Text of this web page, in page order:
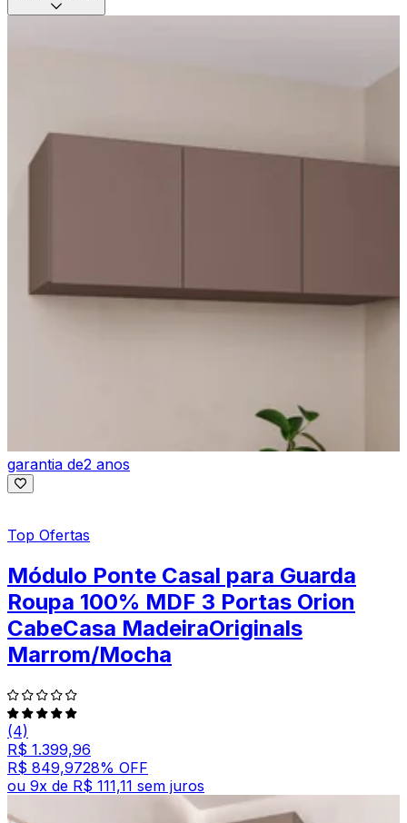
garantia de2 anos
Top Ofertas
Módulo Ponte Casal para Guarda
Roupa 100% MDF 3 Portas Orion
CabeCasa MadeiraOriginals
Marrom/Mocha
(4)
R$ 1.399,96
R$ 849,9728% OFF
ou 9x de R$ 111,11 sem juros